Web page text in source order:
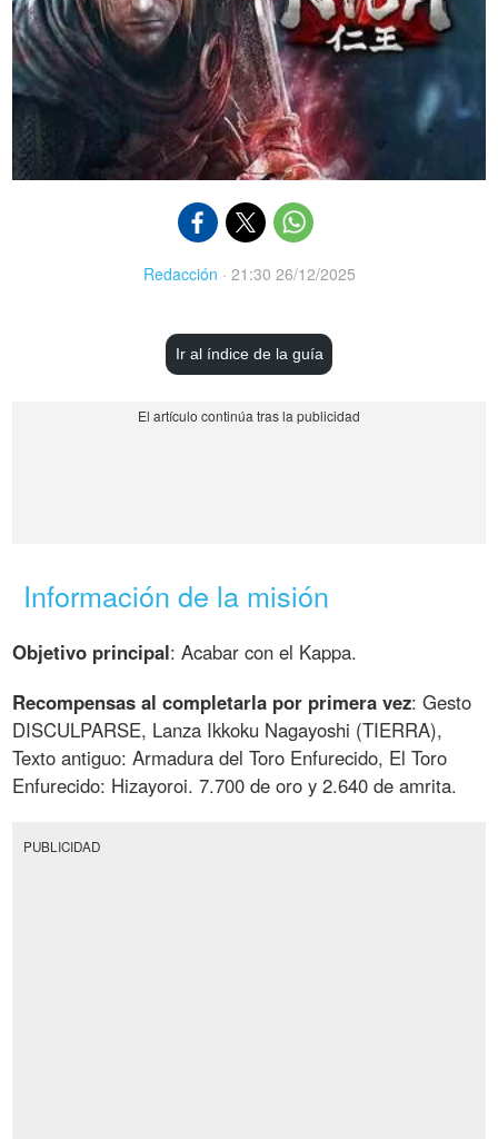
Redacción · 21:30 26/12/2025
Ir al índice de la guía
Información de la misión
Objetivo principal: Acabar con el Kappa.
Recompensas al completarla por primera vez: Gesto
DISCULPARSE, Lanza Ikkoku Nagayoshi (TIERRA),
Texto antiguo: Armadura del Toro Enfurecido, El Toro
Enfurecido: Hizayoroi. 7.700 de oro y 2.640 de amrita.
PUBLICIDAD